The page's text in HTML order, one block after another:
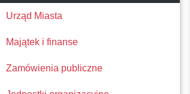
Urząd Miasta
Majątek i finanse
Zamówienia publiczne